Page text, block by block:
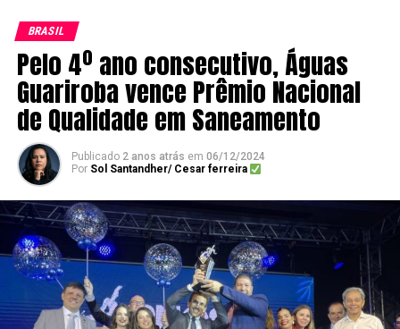
BRASIL
Pelo 4º ano consecutivo, Águas
Guariroba vence Prêmio Nacional
de Qualidade em Saneamento
Publicado 2 anos atrás em 06/12/2024
Por Sol Santandher/ Cesar ferreira